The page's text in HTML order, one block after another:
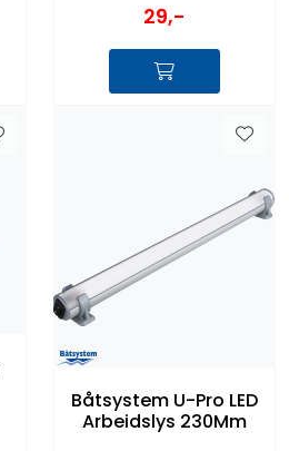
29,-
Båtsystem U-Pro LED
Arbeidslys 230Mm